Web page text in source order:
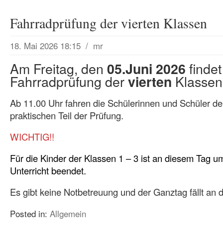
Fahrradprüfung der vierten Klassen
18. Mai 2026 18:15 / mr
Am Freitag, den 05.Juni 2026
Fahrradprüfung dervierten
Ab 11.00 Uhr fahren die Schülerinnen und Schüler
praktischen Teil der Prüfung.
WICHTIG!!
Für die Kinder der Klassen 1 – 3 ist an diesem Tag
Unterricht beendet.
Es gibt keine Notbetreuung und der Ganztag fällt an
Posted in: Allgemein